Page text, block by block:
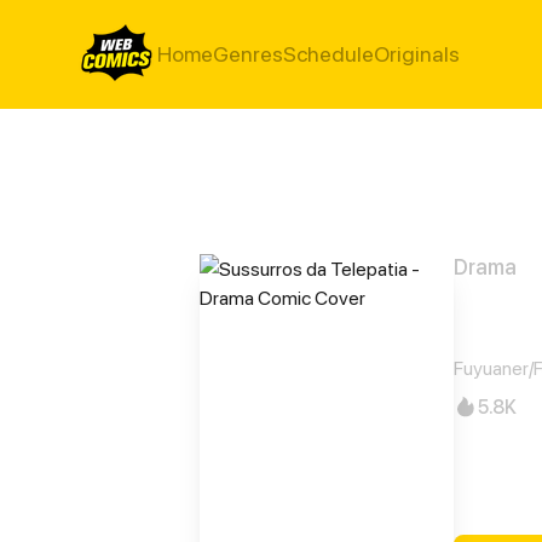
HomeGenresScheduleOriginals
Drama
Fuyuaner/
5.8K